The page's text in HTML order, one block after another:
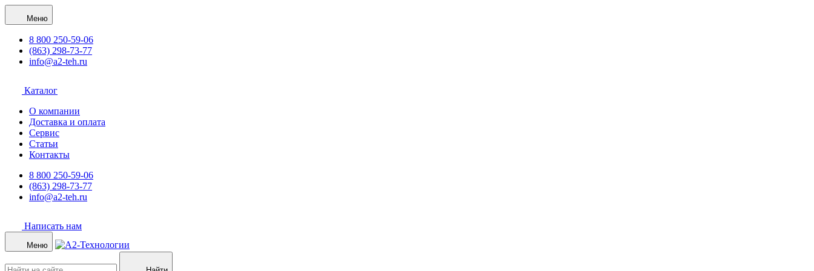
Меню
8 800 250-59-06
(863) 298-73-77
info@a2-teh.ru
Каталог
О компании
Доставка и оплата
Сервис
Статьи
Контакты
8 800 250-59-06
(863) 298-73-77
info@a2-teh.ru
Написать нам
Меню